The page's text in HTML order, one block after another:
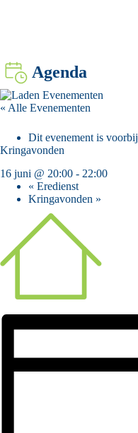
Agenda
« Alle Evenementen
Dit evenement is
Kringavonden
16 juni @ 20:00 - 22:00
« Eredienst
Kringavonden »